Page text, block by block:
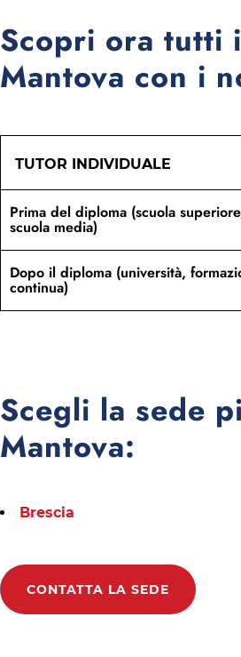
Scopri ora tutti
Mantova con i
TUTOR INDIVIDUALE
Prima del diploma (scuola
scuola media)
Dopo il diploma (università,
continua)
Scegli la sede
Mantova:
Brescia
CONTATTA LA SEDE